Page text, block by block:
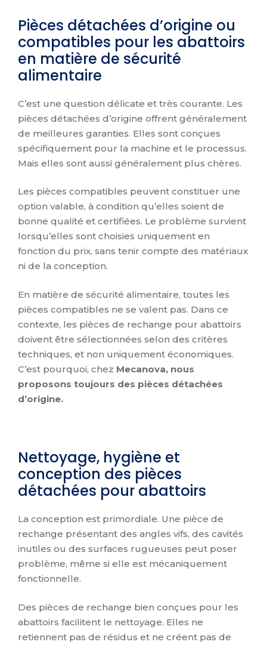
Pièces détachées d’origine ou
compatibles pour les abattoirs
en matière de sécurité
alimentaire
C’est une question délicate et très courante. Les
pièces détachées d’origine offrent généralement
de meilleures garanties. Elles sont conçues
spécifiquement pour la machine et le processus.
Mais elles sont aussi généralement plus chères.
Les pièces compatibles peuvent constituer une
option valable, à condition qu’elles soient de
bonne qualité et certifiées. Le problème survient
lorsqu’elles sont choisies uniquement en
fonction du prix, sans tenir compte des matériaux
ni de la conception.
En matière de sécurité alimentaire, toutes les
pièces compatibles ne se valent pas. Dans ce
contexte, les pièces de rechange pour abattoirs
doivent être sélectionnées selon des critères
techniques, et non uniquement économiques.
C’est pourquoi, chez Mecanova, nous
proposons toujours des pièces détachées
d’origine.
Nettoyage, hygiène et
conception des pièces
détachées pour abattoirs
La conception est primordiale. Une pièce de
rechange présentant des angles vifs, des cavités
inutiles ou des surfaces rugueuses peut poser
problème, même si elle est mécaniquement
fonctionnelle.
Des pièces de rechange bien conçues pour les
abattoirs facilitent le nettoyage. Elles ne
retiennent pas de résidus et ne créent pas de